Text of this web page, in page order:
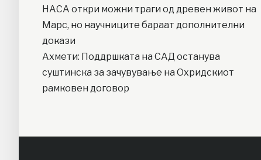
НАСА откри можни траги од древен живот на
Марс, но научниците бараат дополнителни
докази
Ахмети: Поддршката на САД останува
суштинска за зачувување на Охридскиот
рамковен договор